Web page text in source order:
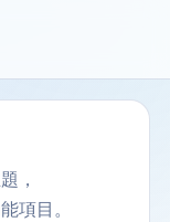
，
項目。